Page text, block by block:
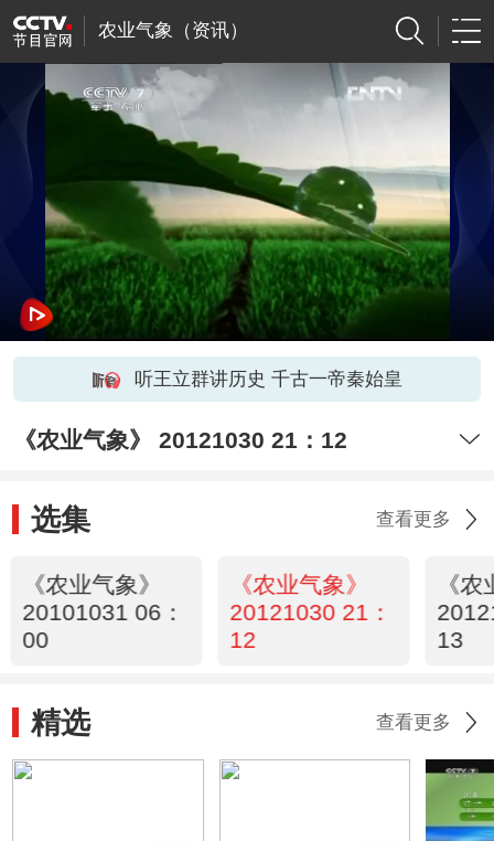
农业气象（资讯）
听王立群讲历史 千古一帝秦始皇
《农业气象》 20121030 21：12
选集 查看更多
《农业气象》
20101031 06：
00
《农业气象》
20121030 21：
12
《
13
精选 查看更多